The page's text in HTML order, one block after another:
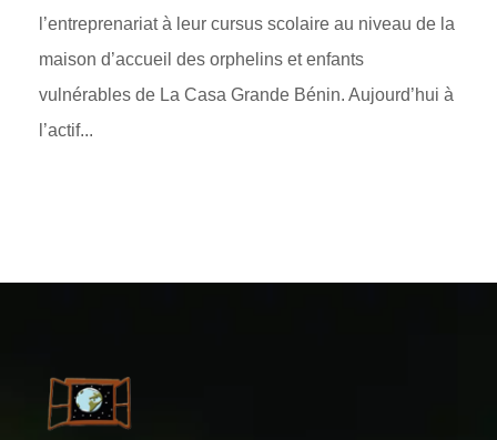
l’entreprenariat à leur cursus scolaire au niveau de la
maison d’accueil des orphelins et enfants
vulnérables de La Casa Grande Bénin. Aujourd’hui à
l’actif...